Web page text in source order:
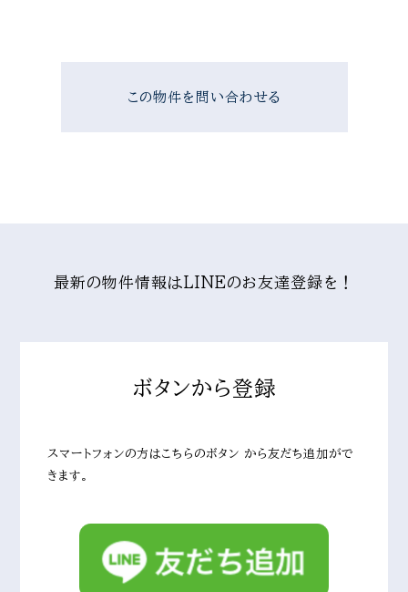
この物件を問い合わせる
最新の物件情報はLINEのお友達登録を！
ボタンから登録
スマートフォンの方はこちらのボタン から友だち追加がで
きます。